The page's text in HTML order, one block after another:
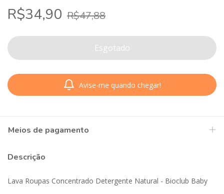
R$34,90 R$47,88
Avise-me quando chegar!
Meios de pagamento
Descrição
Lava Roupas Concentrado Detergente Natural - Bioclub Baby